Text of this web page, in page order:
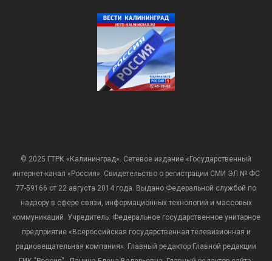
© 2025 ГТРК «Калининград». Сетевое издание «Государственный
интернет-канал «Россия». Свидетельство о регистрации СМИ ЭЛ № ФС
77-59166 от 22 августа 2014 года. Выдано Федеральной службой по
надзору в сфере связи, информационных технологий и массовых
коммуникаций. Учредитель: Федеральное государственное унитарное
предприятие «Всероссийская государственная телевизионная и
радиовещательная компания». Главный редактор Главной редакции